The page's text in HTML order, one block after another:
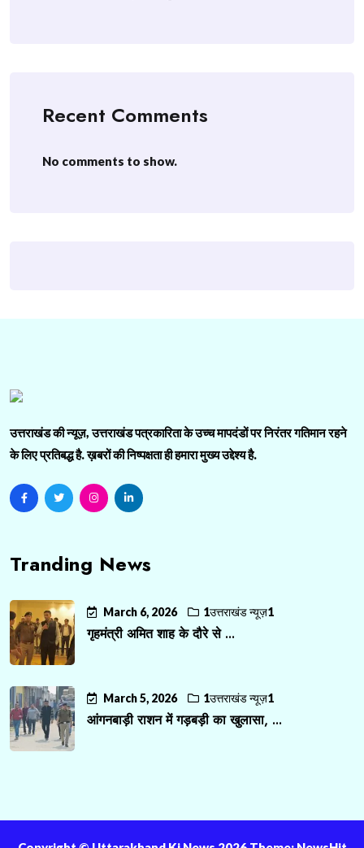
Recent Comments
No comments to show.
उत्तराखंड की न्यूज़, उत्तराखंड पत्रकारिता के उच्च मापदंडों पर निरंतर गतिमान रहने
के लिए प्रतिबद्ध है. ख़बरों की निष्पक्षता ही हमारा मुख्य उद्देश्य है.
Tranding News
March 6, 2026 1उत्तराखंड न्यूज़1
गृहमंत्री अमित शाह के दौरे से ...
March 5, 2026 1उत्तराखंड न्यूज़1
आंगनबाड़ी राशन में गड़बड़ी का खुलासा, ...